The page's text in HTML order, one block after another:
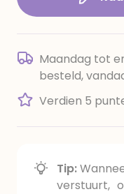
Maandag tot
besteld,
Verdien 5
Tip:
verstuurt,